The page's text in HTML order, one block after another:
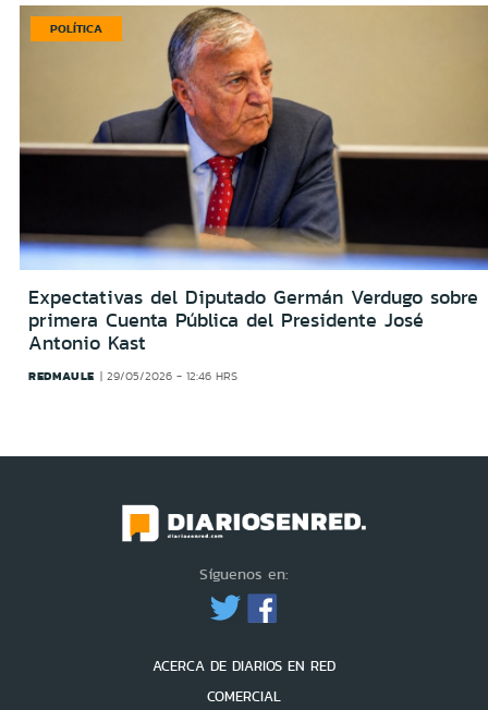
POLÍTICA
Expectativas del Diputado Germán Verdugo sobre
primera Cuenta Pública del Presidente José
Antonio Kast
REDMAULE 29/05/2026 - 12:46 HRS
Síguenos en:
ACERCA DE DIARIOS EN RED
COMERCIAL